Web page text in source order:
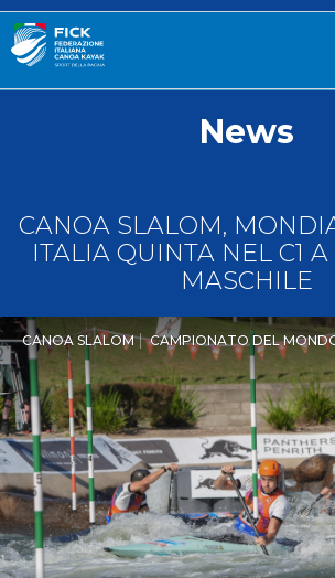
News
CANOA SLALOM,
ITALIA QUINTA NEL C1
MASCHILE
CANOA SLALOM CAMPIONATO DEL